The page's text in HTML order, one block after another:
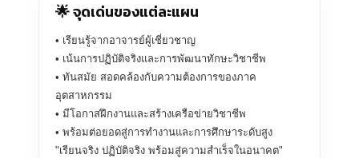
🌟 จุดเด่นของแต่ละแผน
• เรียนรู้จากอาจารย์ผู้เชี่ยวชาญ
• เน้นการปฏิบัติจริงและการพัฒนาทักษะวิชาชีพ
• ทันสมัย สอดคล้องกับความต้องการของภาค
อุตสาหกรรม
• มีโอกาสฝึกงานและสร้างเครือข่ายวิชาชีพ
• พร้อมต่อยอดสู่การทำงานและการศึกษาระดับสูง
"เรียนจริง ปฏิบัติจริง พร้อมสู่ความสำเร็จในอนาคต"